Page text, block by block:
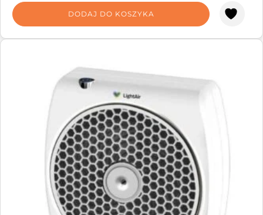
DODAJ DO KOSZYKA
produktu